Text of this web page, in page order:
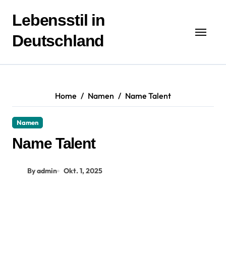
Inhalt
springen
Lebensstil in
Deutschland
Home Namen Name Talent
Namen
Name Talent
By admin Okt. 1, 2025